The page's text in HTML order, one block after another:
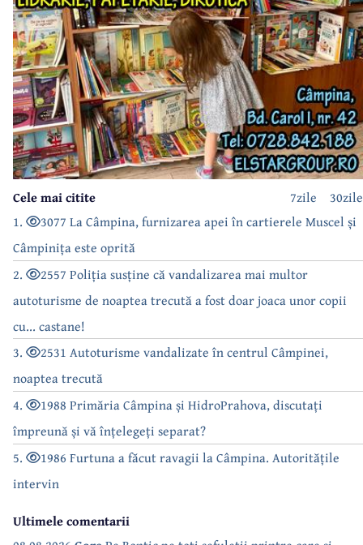
30zile
7zile
Cele mai citite
1.
3077 La Câmpina, furnizarea apei în cartierele Muscel și
Câmpinița este oprită
2.
2557 Poliția susține că vandalizarea mai multor
autoturisme de noaptea trecută a fost doar joaca unor copii
cu... castane!
3.
2531 Autoturisme vandalizate în centrul Câmpinei,
noaptea trecută
4.
1988 Primăria Câmpina și HidroPrahova, discutați
împreună și vă înțelegeți separat?
5.
1986 Furtuna a făcut ravagii la Câmpina. Autoritățile
intervin
Ultimele comentarii